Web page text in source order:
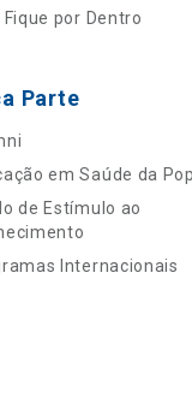
Fique por Dentro
Parte
em Saúde da
de Estímulo ao
Internacionais